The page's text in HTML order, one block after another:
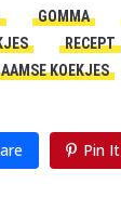
GOMMA
RECEPT
KOEKJES
Pin It